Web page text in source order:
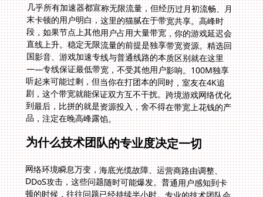
几乎所有加速器都宣称无限流量，但经历过月初流畅、月
末卡顿的用户明白，这里的猫腻在于带宽共享。高峰时
段，如果节点上其他用户占用大量带宽，你的游戏延迟会
直线上升。稳定无限流量的前提是独享带宽资源。精选回
国影音、游戏加速专线与普通线路的本质区别就在这里
——专线保证最低带宽，不受其他用户影响。100M独享
听起来可能过剩，但当你在打团本的同时，室友在4K追
剧，这个带宽就能保证双方互不干扰。跨境游戏网络优化
到最后，比拼的就是资源投入，舍不得在带宽上花钱的产
品，注定在晚高峰露馅。
为什么技术团队的专业度决定一切
网络环境瞬息万变，海底光缆故障、运营商路由调整、
DDoS攻击，这些问题随时可能爆发。普通用户感知到卡
顿的时候，往往问题已经持续半小时。专业的技术团队会
提前预警，在用户无感知的情况下切换备用线路。售后实
时保障不是客服秒回消息那么简单，而是主动运维的能
力。遇到问题时，你能直接联系到懂网络技术的工程师，
而不是只会让你"重启试试"的客服机器人。留学生游戏网
络问题千奇百怪，从校园网防火墙到公寓IPv6配置，没有